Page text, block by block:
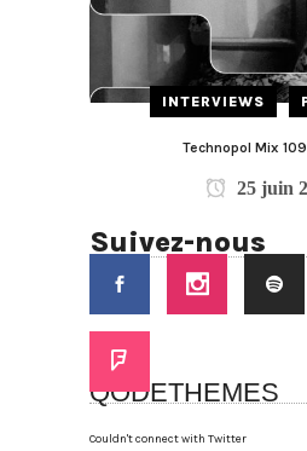
INTERVIEWS
Technopol Mix
25 juin
Suivez-nous
QODETHEMES
Couldn't connect with Twitter